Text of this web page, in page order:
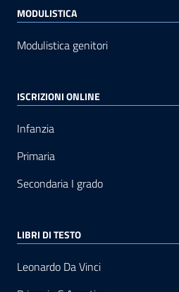
MODULISTICA
Modulistica genitori
ISCRIZIONI ONLINE
Infanzia
Primaria
Secondaria I grado
LIBRI DI TESTO
Leonardo Da Vinci